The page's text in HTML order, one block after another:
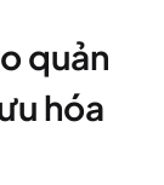
quản
hóa